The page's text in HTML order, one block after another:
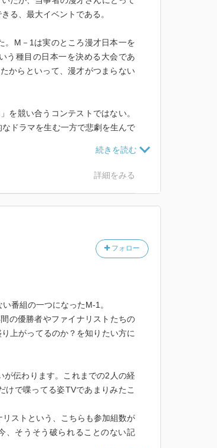
進出しており、休止前の最後の大
。M-1の歴史を追うことは、必然
力して活動していたものの、優勝
合わせ中も常に殺伐としており、
ンするばかりだ。そんなピリピリ
来る。そこからまた夜遅くまで頭
いう。
それが笑い飯のネタ作りだ。
ん語られる。かつてのbaseよしも
やって戻らなければならない。笑
それについて来られなかった芸人
い飯の二人はどちらも「相方より
レがオレが」の空気になってしま
我慢できない。俺の方がもっとお
が作られたのだという。
ツッコミ然り、他の芸人とのぶつ
のが、M-1決勝の舞台だった。最
えて、何百回も練習してくる。そ
し、それでもまたM-1に挑み続け
る、最大イベントである。
。M－1は実のところ漫才日本一を
う種目の日本一を決める大会であ
からといって、漫才がつまらない
を競い合うコンテストではない。
ドラマを生む一方で悲劇を生んで
る。
いとは何か。その核心を、その真
のになっていく・・。
詳細をみる
フォロー
番組の一つになったM-1。
の優勝者やファイナリストたちの
上がってるのか？を知りたい方に
伝わります。これまでの2人の経
で喋ってる姿TVであまりみたこ
ストという、こちらも参加組数が
、そうそう破られることのない記